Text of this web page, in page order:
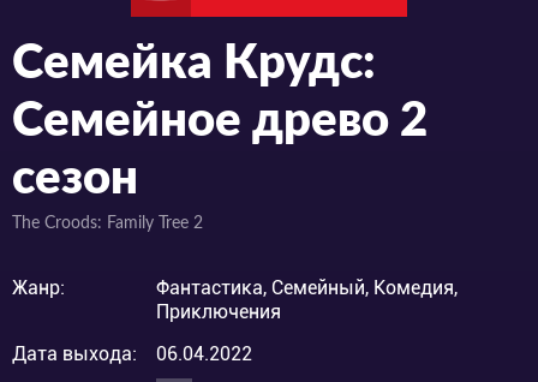
Семейка Крудс:
Семейное древо 2
сезон
The Croods: Family Tree 2
Жанр:
Фантастика, Семейный, Комедия,
Приключения
Дата выхода:
06.04.2022